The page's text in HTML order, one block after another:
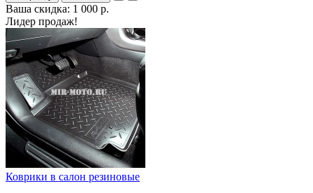
Ваша скидка: 1 000 р.
Лидер продаж!
Коврики в салон резиновые